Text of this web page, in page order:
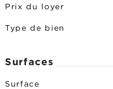
Prix du loyer
Type de bien
Surfaces
Surface